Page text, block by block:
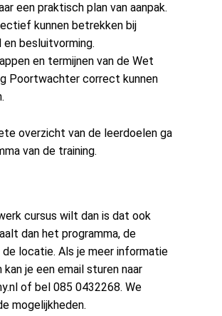
een praktisch plan van aanpak.
kunnen betrekken bij
en besluitvorming.
en termijnen van de Wet
Poortwachter correct kunnen
overzicht van de leerdoelen ga
van de training.
cursus wilt dan is dat ook
dan het programma, de
locatie. Als je meer informatie
je een email sturen naar
of bel 085 0432268. We
mogelijkheden.